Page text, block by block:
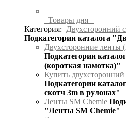
Товары дня
Категория:
Двухсторонний
Подкатегории каталога
Двухсторонние ленты
Подкатегории
(короткая намотка)"
Купить двухсторонний
Подкатегории
скотч 3m в рулонах"
Ленты SM Chemie
"Ленты SM Chemie"